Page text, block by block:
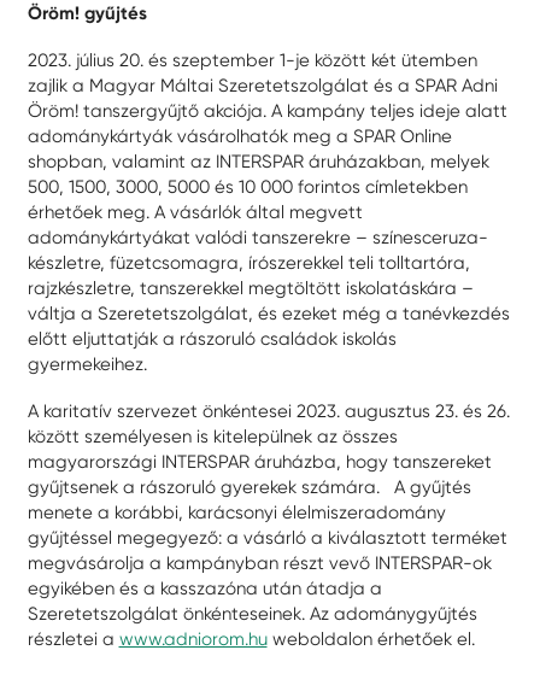
Öröm! gyűjtés
2023. július 20. és szeptember 1-je között két ütemben
zajlik a Magyar Máltai Szeretetszolgálat és a SPAR Adni
Öröm! tanszergyűjtő akciója. A kampány teljes ideje alatt
adománykártyák vásárolhatók meg a SPAR Online
shopban, valamint az INTERSPAR áruházakban, melyek
500, 1500, 3000, 5000 és 10 000 forintos címletekben
érhetőek meg. A vásárlók által megvett
adománykártyákat valódi tanszerekre – színesceruza-
készletre, füzetcsomagra, írószerekkel teli tolltartóra,
rajzkészletre, tanszerekkel megtöltött iskolatáskára –
váltja a Szeretetszolgálat, és ezeket még a tanévkezdés
előtt eljuttatják a rászoruló családok iskolás
gyermekeihez.
A karitatív szervezet önkéntesei 2023. augusztus 23. és 26.
között személyesen is kitelepülnek az összes
magyarországi INTERSPAR áruházba, hogy tanszereket
gyűjtsenek a rászoruló gyerekek számára. A gyűjtés
menete a korábbi, karácsonyi élelmiszeradomány
gyűjtéssel megegyező: a vásárló a kiválasztott terméket
megvásárolja a kampányban részt vevő INTERSPAR-ok
egyikében és a kasszazóna után átadja a
Szeretetszolgálat önkénteseinek. Az adománygyűjtés
részletei a www.adniorom.huweboldalon érhetőek el.